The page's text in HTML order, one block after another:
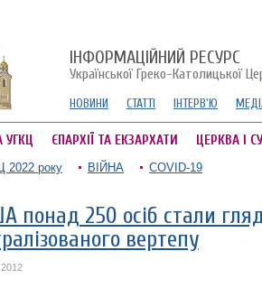
ІНФОРМАЦІЙНИЙ РЕСУРС
Української Греко-Католицької
НОВИНИ СТАТТІ ІНТЕРВ'Ю
УГКЦ ЄПАРХІЇ ТА ЕКЗАРХАТИ ЦЕРКВА І
2022 року ВІЙНА COVID-19
понад 250 осіб стали
вертепу
2012